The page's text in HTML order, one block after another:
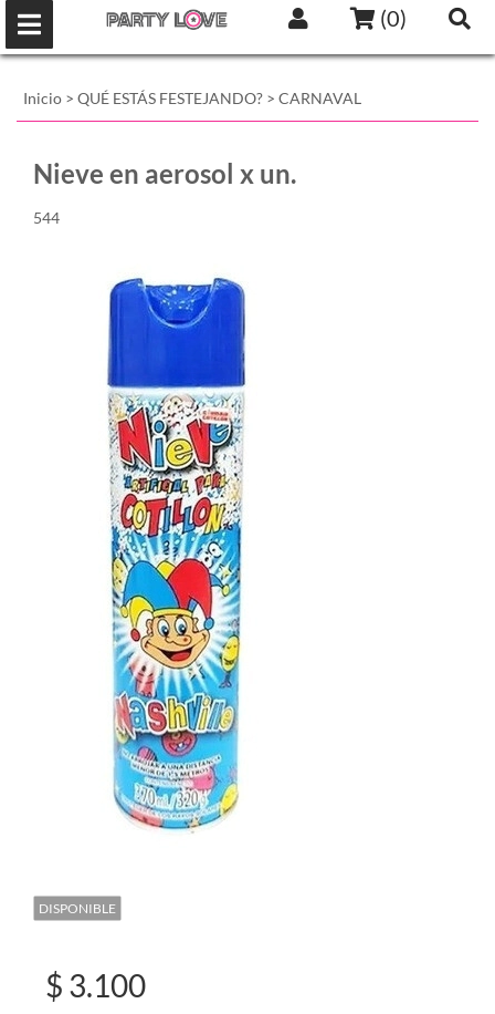
(0)
Inicio > QUÉ ESTÁS FESTEJANDO? > CARNAVAL
Nieve en aerosol x un.
544
DISPONIBLE
$ 3.100